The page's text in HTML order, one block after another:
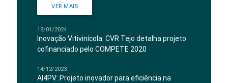
VER MAIS
18/01/2024
Inovação Vitivinícola: CVR Tejo detalha projeto
cofinanciado pelo COMPETE 2020
14/12/2023
AI4PV: Projeto inovador para eficiência na